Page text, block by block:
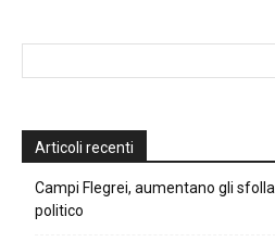
Articoli recenti
Campi Flegrei, aumentano gli
politico